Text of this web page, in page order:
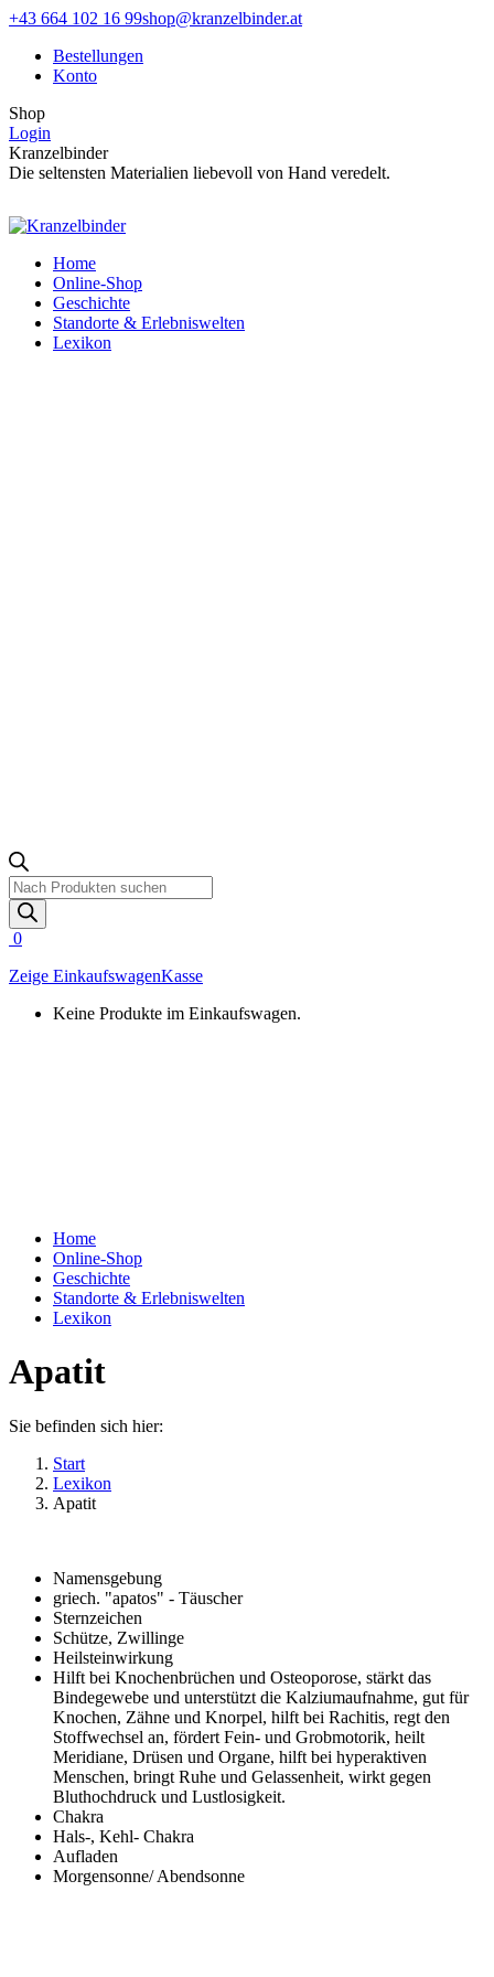
Zum
springen
Facebook
opens
window
Instagram
opens
window
+43 664 102 16 99shop@kranzelbinder.at
Bestellungen
Konto
Shop
Login
Kranzelbinder
Die seltensten Materialien liebevoll von Hand veredelt.
Home
Online-Shop
Geschichte
Standorte & Erlebniswelten
Lexikon
Products
search
0
Zeige EinkaufswagenKasse
Keine Produkte im Einkaufswagen.
Home
Online-Shop
Geschichte
Standorte & Erlebniswelten
Lexikon
Apatit
Sie befinden sich hier:
Start
Lexikon
Apatit
Namensgebung
griech. "apatos" - Täuscher
Sternzeichen
Schütze, Zwillinge
Heilsteinwirkung
Hilft bei Knochenbrüchen und Osteoporose, stärkt das
Bindegewebe und unterstützt die Kalziumaufnahme, gut für
Knochen, Zähne und Knorpel, hilft bei Rachitis, regt den
Stoffwechsel an, fördert Fein- und Grobmotorik, heilt
Meridiane, Drüsen und Organe, hilft bei hyperaktiven
Menschen, bringt Ruhe und Gelassenheit, wirkt gegen
Bluthochdruck und Lustlosigkeit.
Chakra
Hals-, Kehl- Chakra
Aufladen
Morgensonne/ Abendsonne